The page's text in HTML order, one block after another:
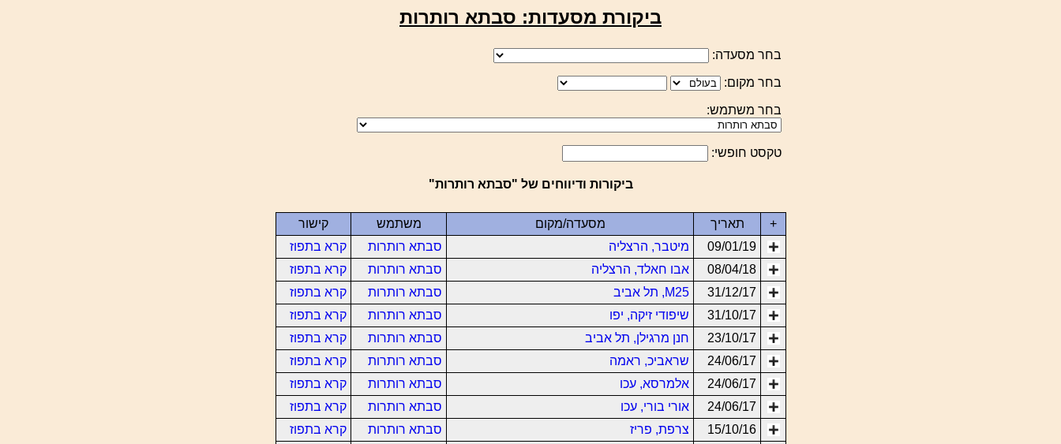
ביקורת מסעדות: סבתא רותרות
בחר מסעדה:
בחר מקום:
בחר משתמש:
טקסט חופשי:
ביקורות ודיווחים של "סבתא רותרות"
+ תאריך מסעדה/מקום משתמש
קישור
09/01/19
מיטבר, הרצליה סבתא רותרות
קרא בתפוז
08/04/18
אבו חאלד, הרצליה סבתא רותרות
קרא בתפוז
31/12/17
M25, תל אביב סבתא רותרות
קרא בתפוז
31/10/17
שיפודי זיקה, יפו סבתא רותרות
קרא בתפוז
23/10/17
חנן מרגילן, תל אביב סבתא רותרות
קרא בתפוז
24/06/17
שראביכ, ראמה סבתא רותרות
קרא בתפוז
24/06/17
אלמרסא, עכו סבתא רותרות
קרא בתפוז
24/06/17
אורי בורי, עכו סבתא רותרות
קרא בתפוז
15/10/16
צרפת, פריז סבתא רותרות
קרא בתפוז